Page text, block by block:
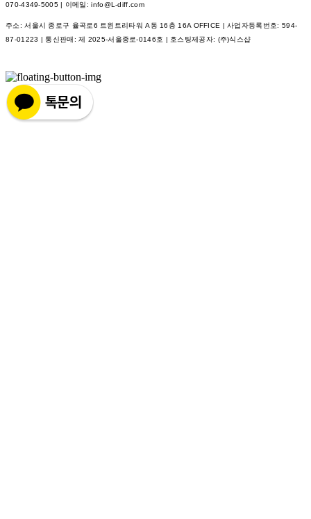
070-4349-5005 | 이메일: info@L-diff.com
주소: 서울시 종로구 율곡로6 트윈트리타워 A동 16층 16A OFFICE | 사업자등록번호: 594-
87-01223 | 통신판매:제 2025-서울종로-0146호 | 호스팅제공자: (주)식스샵